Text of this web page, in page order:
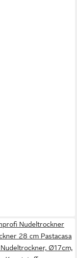
Nudeltrockner
28 cm Pastacasa
Ø17cm,